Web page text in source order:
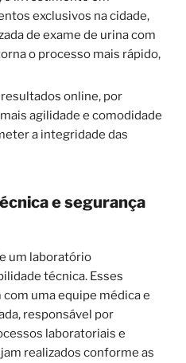
exclusivos na cidade,
de exame de urina com
o processo mais rápido,
online, por
agilidade e comodidade
a integridade das
e segurança
um laboratório
técnica. Esses
uma equipe médica e
responsável por
laboratoriais e
realizados conforme as